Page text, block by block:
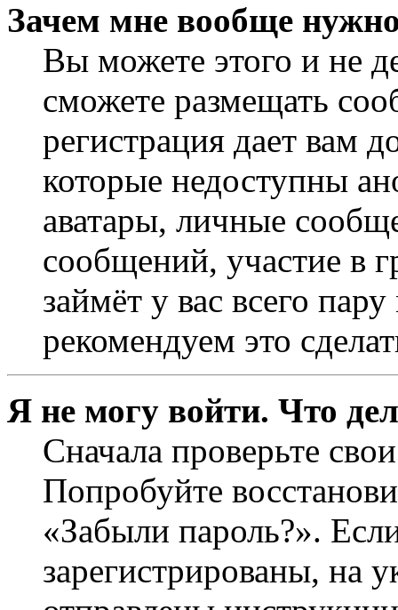
Зачем мне вообще
Вы можете этого и не
сможете размещать
регистрация дает вам
которые недоступны
аватары, личные
сообщений, участие в
займёт у вас всего
рекомендуем это
Я не могу войти. Что
Сначала проверьте
Попробуйте
«Забыли пароль?».
зарегистрированы, на